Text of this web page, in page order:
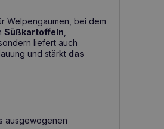
Welpengaumen, bei dem
Süßkartoffeln
liefert auch
und stärkt das
ausgewogenen